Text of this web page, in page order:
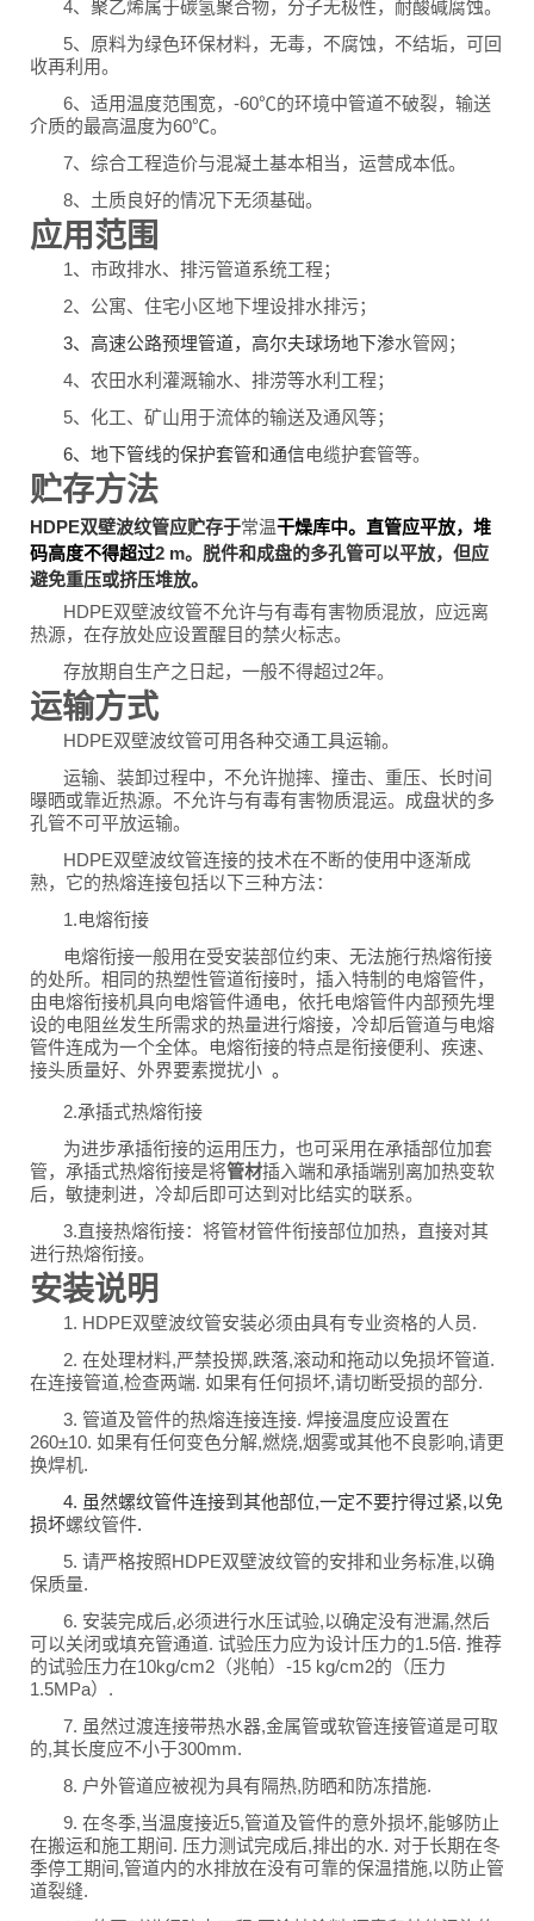
4、聚乙烯属于碳氢聚合物，分子无极性，耐酸碱腐蚀。
5、原料为绿色环保材料，无毒，不腐蚀，不结垢，可回
收再利用。
6、适用温度范围宽，-60℃的环境中管道不破裂，输送
介质的最高温度为60℃。
7、综合工程造价与混凝土基本相当，运营成本低。
8、土质良好的情况下无须基础。
应用范围
1、市政排水、排污管道系统工程；
2、公寓、住宅小区地下埋设排水排污；
3、高速公路预埋管道，高尔夫球场地下渗水管网；
4、农田水利灌溉输水、排涝等水利工程；
5、化工、矿山用于流体的输送及通风等；
6、地下管线的保护套管和通信电缆护套管等。
贮存方法
HDPE双壁波纹管应贮存于常温干燥库中。直管应平放，堆
码高度不得超过2 m。脱件和成盘的多孔管可以平放，但应
避免重压或挤压堆放。
HDPE双壁波纹管不允许与有毒有害物质混放，应远离
热源，在存放处应设置醒目的禁火标志。
存放期自生产之日起，一般不得超过2年。
运输方式
HDPE双壁波纹管可用各种交通工具运输。
运输、装卸过程中，不允许抛摔、撞击、重压、长时间
曝晒或靠近热源。不允许与有毒有害物质混运。成盘状的多
孔管不可平放运输。
HDPE双壁波纹管连接的技术在不断的使用中逐渐成
熟，它的热熔连接包括以下三种方法：
1.电熔衔接
电熔衔接一般用在受安装部位约束、无法施行热熔衔接
的处所。相同的热塑性管道衔接时，插入特制的电熔管件，
由电熔衔接机具向电熔管件通电，依托电熔管件内部预先埋
设的电阻丝发生所需求的热量进行熔接，冷却后管道与电熔
管件连成为一个全体。电熔衔接的特点是衔接便利、疾速、
接头质量好、外界要素搅扰小 。
2.承插式热熔衔接
为进步承插衔接的运用压力，也可采用在承插部位加套
管，承插式热熔衔接是将管材插入端和承插端别离加热变软
后，敏捷刺进，冷却后即可达到对比结实的联系。
3.直接热熔衔接：将管材管件衔接部位加热，直接对其
进行热熔衔接。
安装说明
1. HDPE双壁波纹管安装必须由具有专业资格的人员.
2. 在处理材料,严禁投掷,跌落,滚动和拖动以免损坏管道.
在连接管道,检查两端. 如果有任何损坏,请切断受损的部分.
3. 管道及管件的热熔连接连接. 焊接温度应设置在
260±10. 如果有任何变色分解,燃烧,烟雾或其他不良影响,请更
换焊机.
4. 虽然螺纹管件连接到其他部位,一定不要拧得过紧,以免
损坏螺纹管件.
5. 请严格按照HDPE双壁波纹管的安排和业务标准,以确
保质量.
6. 安装完成后,必须进行水压试验,以确定没有泄漏,然后
可以关闭或填充管通道. 试验压力应为设计压力的1.5倍. 推荐
的试验压力在10kg/cm2（兆帕）-15 kg/cm2的（压力
1.5MPa）.
7. 虽然过渡连接带热水器,金属管或软管连接管道是可取
的,其长度应不小于300mm.
8. 户外管道应被视为具有隔热,防晒和防冻措施.
9. 在冬季,当温度接近5,管道及管件的意外损坏,能够防止
在搬运和施工期间. 压力测试完成后,排出的水. 对于长期在冬
季停工期间,管道内的水排放在没有可靠的保温措施,以防止管
道裂缝.